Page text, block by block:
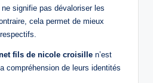
signifie pas dévaloriser les
cela permet de mieux
fils de nicole croisille n’est
compréhension de leurs identités